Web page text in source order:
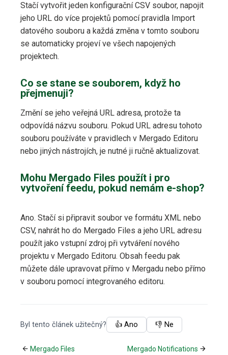
Stačí vytvořit jeden konfigurační CSV soubor, napojit
jeho URL do více projektů pomocí pravidla Import
datového souboru a každá změna v tomto souboru
se automaticky projeví ve všech napojených
projektech.
Co se stane se souborem, když ho
přejmenuji?
Změní se jeho veřejná URL adresa, protože ta
odpovídá názvu souboru. Pokud URL adresu tohoto
souboru používáte v pravidlech v Mergado Editoru
nebo jiných nástrojích, je nutné ji ručně aktualizovat.
Mohu Mergado Files použít i pro
vytvoření feedu, pokud nemám e-shop?
Ano. Stačí si připravit soubor ve formátu XML nebo
CSV, nahrát ho do Mergado Files a jeho URL adresu
použít jako vstupní zdroj při vytváření nového
projektu v Mergado Editoru. Obsah feedu pak
můžete dále upravovat přímo v Mergadu nebo přímo
v souboru pomocí integrovaného editoru.
Byl tento článek užitečný? 👍 Ano 👎 Ne
Mergado Files Mergado Notifications